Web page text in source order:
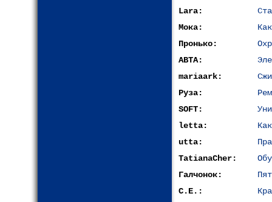
Lara:
Мока:
Пронько:
АВТА:
mariaark:
Руза:
SOFT:
letta:
utta:
TatianaCher:
Галчонок:
С.Е.: